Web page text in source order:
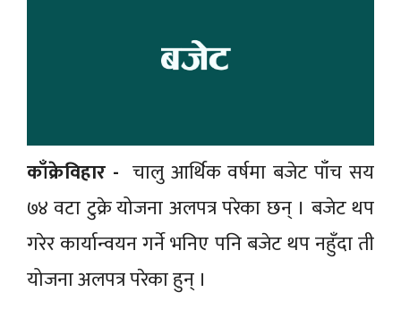
काँक्रेविहार - चालु आर्थिक वर्षमा बजेट पाँच सय
७४ वटा टुक्रे योजना अलपत्र परेका छन् । बजेट थप
गरेर कार्यान्वयन गर्ने भनिए पनि बजेट थप नहुँदा ती
योजना अलपत्र परेका हुन् ।